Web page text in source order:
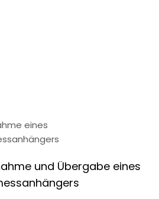
eines
und Übergabe eines